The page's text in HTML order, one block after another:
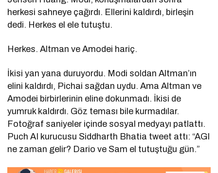
herkesi sahneye çağırdı. Ellerini kaldırdı, birleşin
dedi. Herkes el ele tutuştu.
Herkes. Altman ve Amodei hariç.
İkisi yan yana duruyordu. Modi soldan Altman’ın
elini kaldırdı, Pichai sağdan uydu. Ama Altman ve
Amodei birbirlerinin eline dokunmadı. İkisi de
yumruk kaldırdı. Göz teması bile kurmadılar.
Fotoğraf saniyeler içinde sosyal medyayı patlattı.
Puch AI kurucusu Siddharth Bhatia tweet attı: “AGI
ne zaman gelir? Dario ve Sam el tutuştuğu gün.”